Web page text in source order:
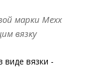
марки Mexx
вязку
вязки -